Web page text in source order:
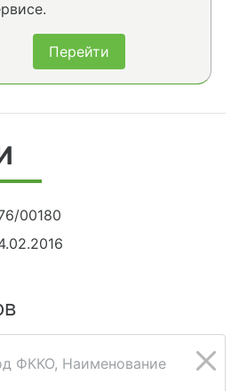
Перейти
00180
ФККО, Наименование